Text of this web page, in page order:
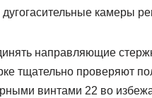
камеры
направляющие
тщательно проверяют
винтами 22 во